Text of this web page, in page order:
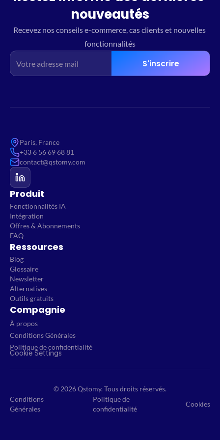
nouveautés
Recevez nos conseils e-commerce, cas clients et nouvelles
fonctionnalités
S'inscrire
Paris, France
+33 6 56 69 68 81
contact@qstomy.com
Produit
Fonctionnalités IA
Intégration
Offres & Abonnements
FAQ
Ressources
Blog
Glossaire
Newsletter
Alternatives
Outils gratuits
Compagnie
À propos
Conditions Générales
Politique de confidentialité
Cookie Settings
© 2026 Qstomy. Tous droits réservés.
Conditions
Générales
Politique de
confidentialité
Cookies